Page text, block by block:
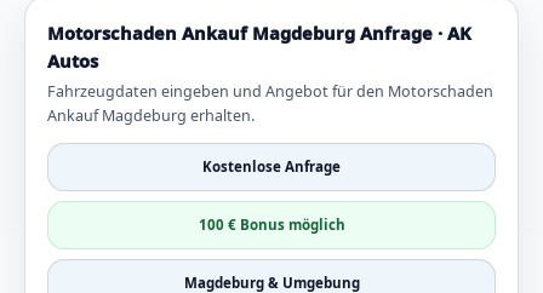
Motorschaden Ankauf Magdeburg Anfrage · AK
Autos
Fahrzeugdaten eingeben und Angebot für den Motorschaden
Ankauf Magdeburg erhalten.
Kostenlose Anfrage
100 € Bonus möglich
Magdeburg & Umgebung